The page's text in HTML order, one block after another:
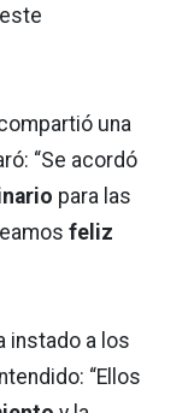
una
“Se acordó
para las
feliz
instado a los
“Ellos